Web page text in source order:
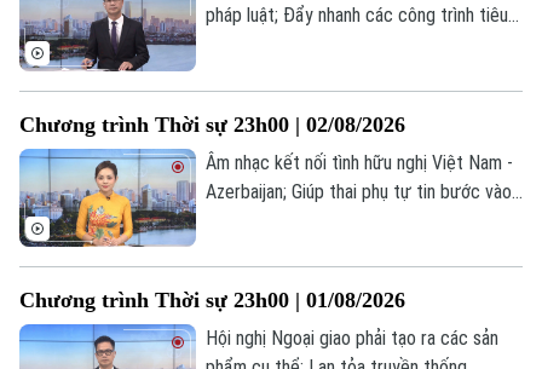
Thời sự
Hà Nội
Chính trị
Xã hội
Công nghệ
Hà Nội
Nhịp sống Hà Nội
Người Hà Nội
Khoảnh khắc Hà Nội
Ẩm thực
Thế giới
Tin tức
Hồ sơ
Kinh tế
Tin tức
Cafe sáng
Nhà đất
Tin tức
pháp luật; Đẩy nhanh các công trình tiêu
23h00 hôm nay.
Chương trình Thời sự 23h00 | 02/08/2026
Âm nhạc kết nối tình hữu nghị Việt Nam -
Azerbaijan; Giúp thai phụ tự tin bước vào
23h00 hôm nay.
Chương trình Thời sự 23h00 | 01/08/2026
Hội nghị Ngoại giao phải tạo ra các sản